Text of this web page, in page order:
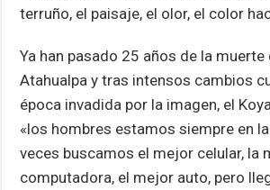
terruño, el paisaje, el olor, el color
Ya han pasado 25 años de la muerte
Atahualpa y tras intensos cambios
época invadida por la imagen, el
«los hombres estamos siempre en
veces buscamos el mejor celular, la
computadora, el mejor auto, pero